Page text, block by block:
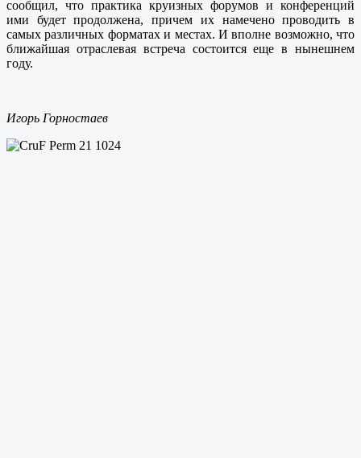
сообщил, что практика круизных форумов и конференций
ими будет продолжена, причем их намечено проводить в
самых различных форматах и местах. И вполне возможно, что
ближайшая отраслевая встреча состоится еще в нынешнем
году.
Игорь Горностаев